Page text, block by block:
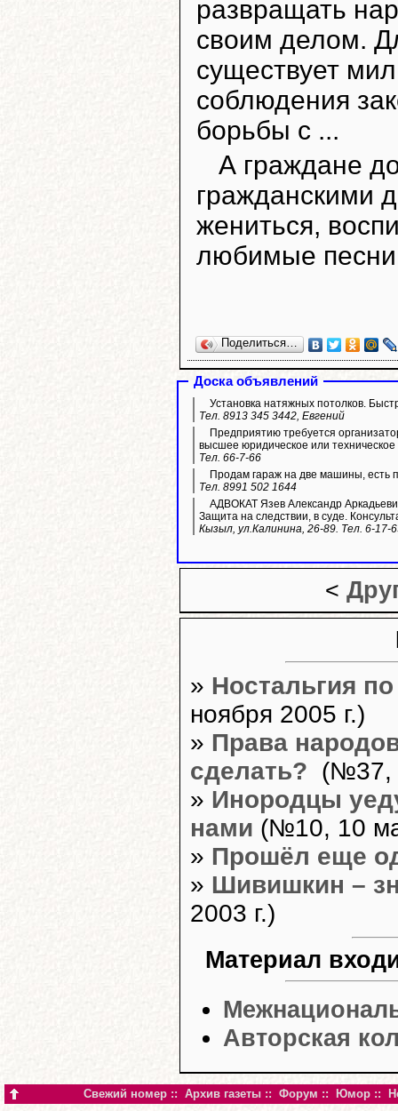
развращать
своим делом.
существует
соблюдения
борьбы с ...
А граждане
гражданскими
жениться,
любимые
Поделиться…
Доска объявлений
Установка натяжных потолков.
Тел. 8913 345 3442, Евгений
Предприятию требуется
высшее юридическое или
Тел. 66-7-66
Продам гараж на две машины, есть
Тел. 8991 502 1644
АДВОКАТ Язев Александр
Защита на следствии, в суде.
Кызыл, ул.Калинина, 26-89. Тел. 6-17-
<
» Ностальгия
ноября 2005 г.)
» Права
сделать? (№37,
» Инородцы
нами (№10, 10
» Прошёл еще
» Шивишкин –
2003 г.)
Материал
Авторская
Свежий номер :: Архив газеты :: Форум :: Юмор ::